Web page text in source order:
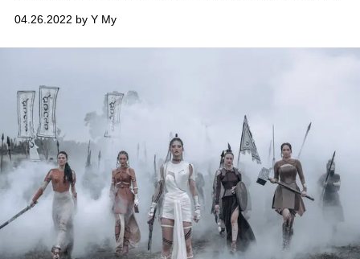
"một lần kể hết" bí mật nghệ thuật đằng sau MV này.
04.26.2022 by Y My